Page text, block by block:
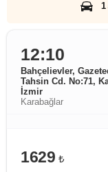
1
12:10
Bahçelievler,
Tahsin Cd. No:71,
İzmir
Karabağlar
1629 ₺